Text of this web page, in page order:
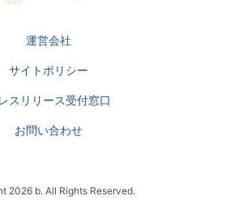
運営会社
サイトポリシー
スリリース受付窓口
お問い合わせ
2026 b. All Rights Reserved.